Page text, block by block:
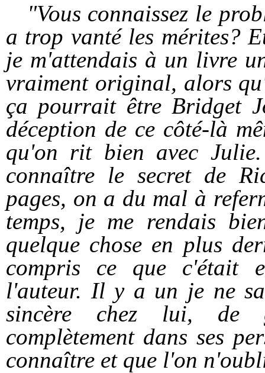
"Vous connaissez le
a trop vanté les mérites?
je m'attendais à un livre
vraiment original, alors
ça pourrait être Bridget
déception de ce côté-là
qu'on rit bien avec
connaître le secret de
pages, on a du mal à
temps, je me rendais
quelque chose en plus
compris ce que c'était
l'auteur. Il y a un je ne
sincère chez lui, de
complètement dans ses
connaître et que l'on